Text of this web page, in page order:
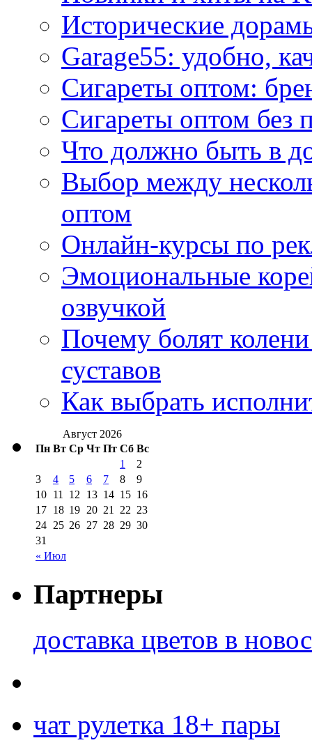
Исторические
Garage55: удобно,
Сигареты оптом:
Сигареты оптом без
Что должно быть в
Выбор между
оптом
Онлайн-курсы по
Эмоциональные
озвучкой
Почему болят
суставов
Как выбрать
Август 2026
Пн Вт Ср Чт Пт Сб Вс
« Июл
1
2
3
4 5 6 7 8
9
10 11 12 13 14 15 16
17 18 19 20 21 22 23
24 25 26 27 28 29 30
31
Партнеры
доставка цветов в
чат рулетка 18+ пары